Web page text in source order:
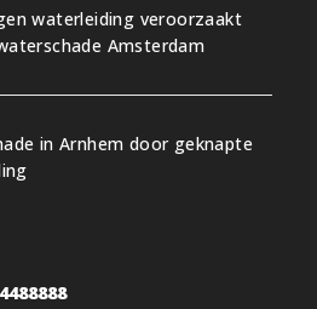
waterleiding veroorzaakt
Amsterdam
in Arnhem door geknapte